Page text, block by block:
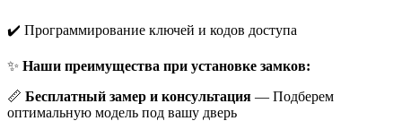
✔️ Программирование ключей и кодов доступа
✨ Наши преимущества при установке замков:
📏 Бесплатный замер и консультация — Подберем
оптимальную модель под вашу дверь